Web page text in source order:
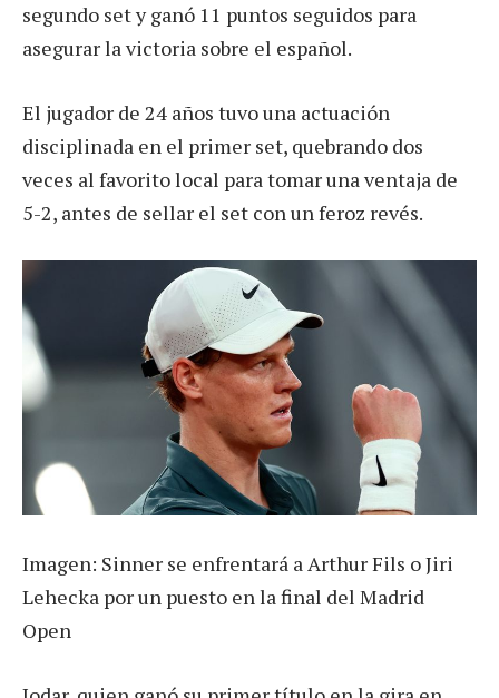
segundo set y ganó 11 puntos seguidos para
asegurar la victoria sobre el español.
El jugador de 24 años tuvo una actuación
disciplinada en el primer set, quebrando dos
veces al favorito local para tomar una ventaja de
5-2, antes de sellar el set con un feroz revés.
Imagen: Sinner se enfrentará a Arthur Fils o Jiri
Lehecka por un puesto en la final del Madrid
Open